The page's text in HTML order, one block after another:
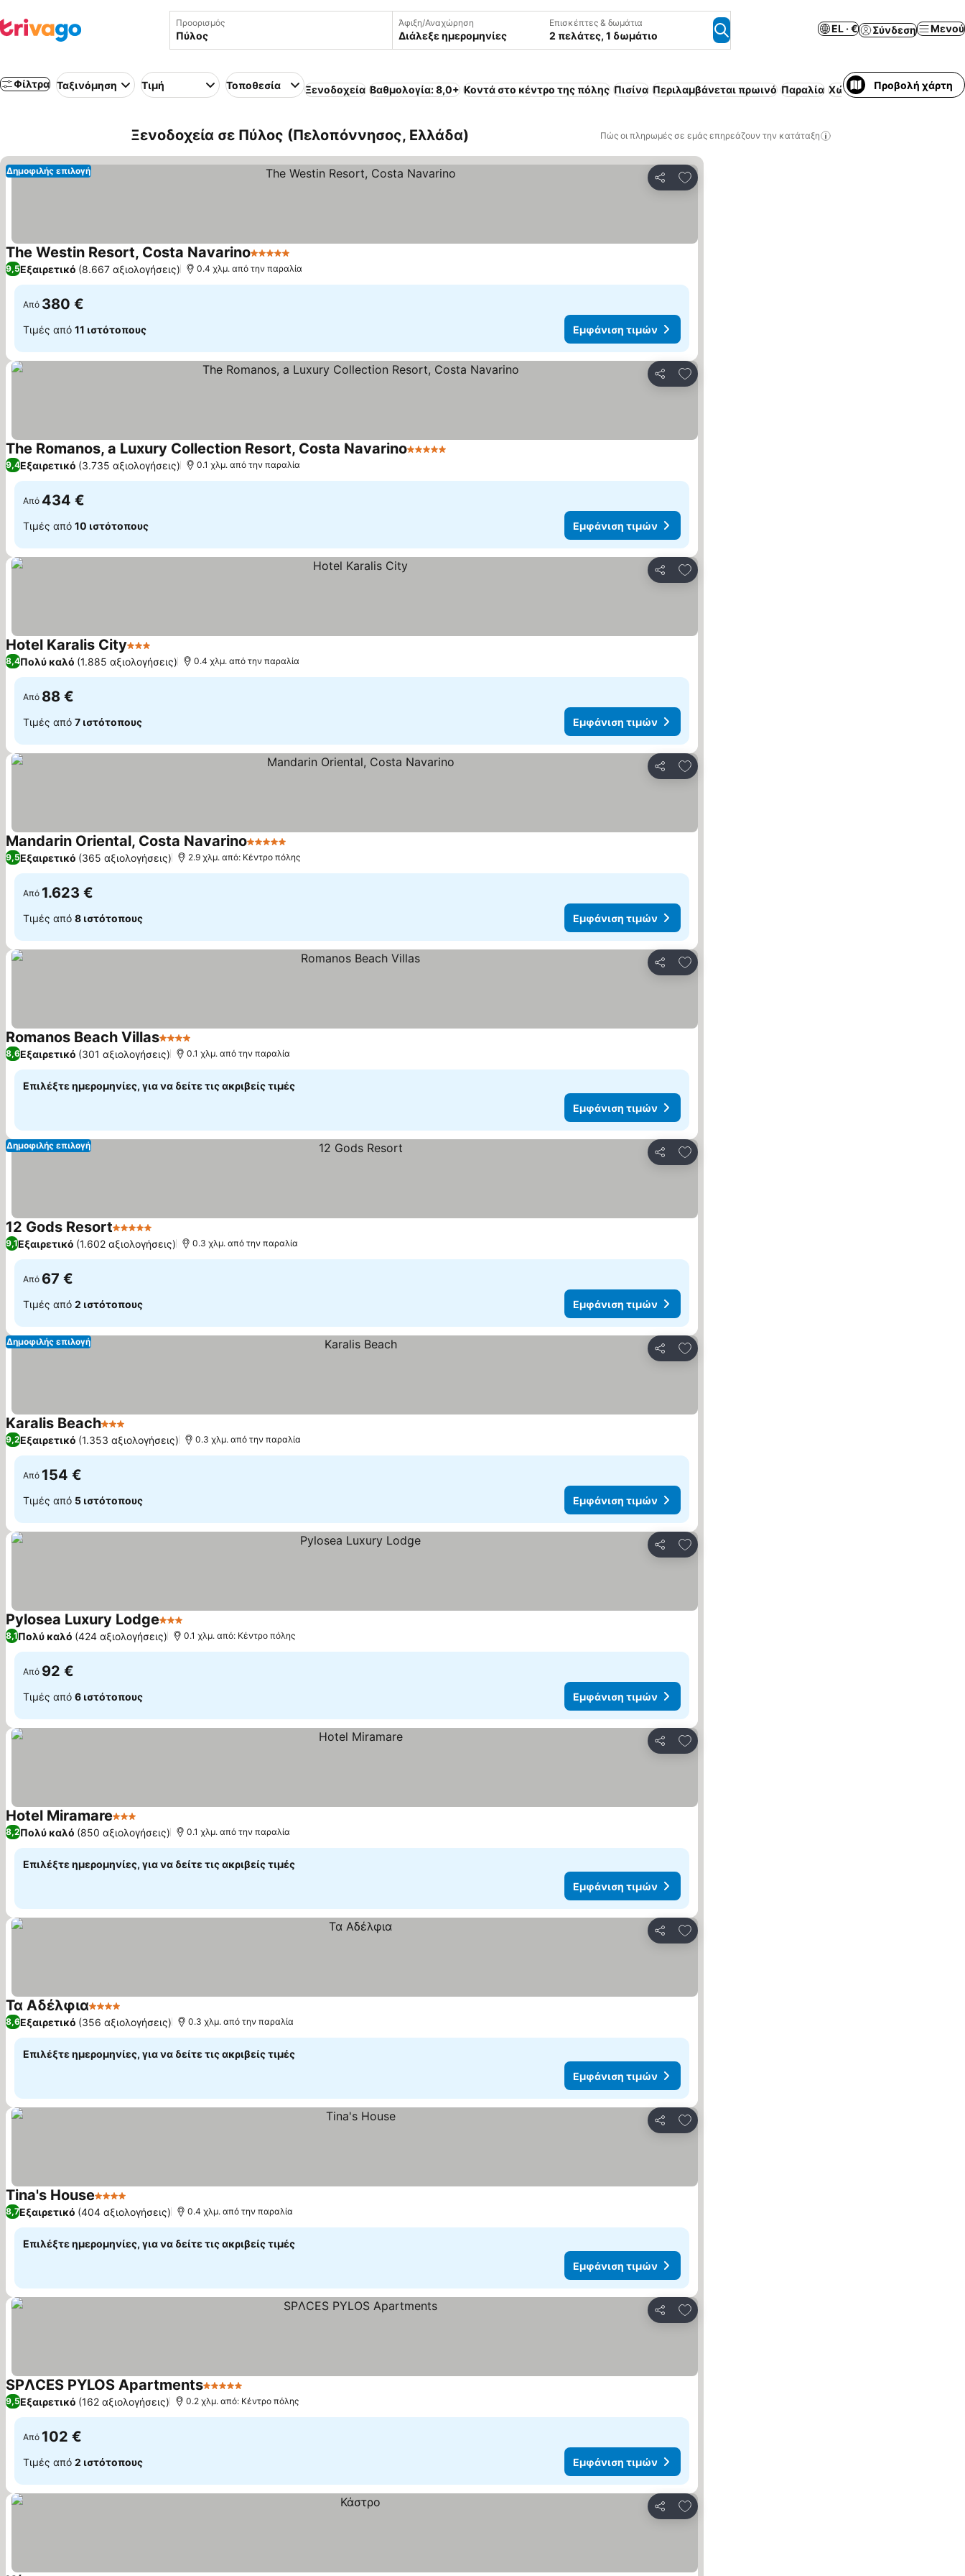
Προορισμός Άφιξη/Αναχώρηση
Διάλεξε ημερομηνίες
Επισκέπτες & δωμάτια
2 πελάτες, 1 δωμάτιο
EL · € Σύνδεση Μενού
Φίλτρα Ταξινόμηση Τιμή Τοποθεσία Ξενοδοχεία Βαθμολογία: 8,0+ Κοντά στο κέντρο της πόλης Πισίνα Περιλαμβάνεται πρωινό Παραλία Χώρος στάθμευσης
Προβολή χάρτη
Ξενοδοχεία σε Πύλος (Πελοπόννησος, Ελλάδα) Πώς οι πληρωμές σε εμάς επηρεάζουν την κατάταξη
Κοινοποίηση
Προσθήκη στα αγαπημένα
Δημοφιλής επιλογή
The Westin Resort, Costa Navarino5 Αστέρια
9,5Εξαιρετικό (8.667 αξιολογήσεις) 0.4 χλμ. από την παραλία
Από 380 €
Τιμές από 11 ιστότοπους Εμφάνιση τιμών
Κοινοποίηση
Προσθήκη στα αγαπημένα
The Romanos, a Luxury Collection Resort, Costa Navarino5 Αστέρια
9,4Εξαιρετικό (3.735 αξιολογήσεις) 0.1 χλμ. από την παραλία
Από 434 €
Τιμές από 10 ιστότοπους Εμφάνιση τιμών
Κοινοποίηση
Προσθήκη στα αγαπημένα
Hotel Karalis City3 Αστέρια
8,4Πολύ καλό (1.885 αξιολογήσεις) 0.4 χλμ. από την παραλία
Από 88 €
Τιμές από 7 ιστότοπους Εμφάνιση τιμών
Κοινοποίηση
Προσθήκη στα αγαπημένα
Mandarin Oriental, Costa Navarino5 Αστέρια
9,5Εξαιρετικό (365 αξιολογήσεις) 2.9 χλμ. από: Κέντρο πόλης
Από 1.623 €
Τιμές από 8 ιστότοπους Εμφάνιση τιμών
Κοινοποίηση
Προσθήκη στα αγαπημένα
Romanos Beach Villas4 Αστέρια
8,6Εξαιρετικό (301 αξιολογήσεις) 0.1 χλμ. από την παραλία
Επιλέξτε ημερομηνίες, για να δείτε τις ακριβείς τιμές
Εμφάνιση τιμών
Κοινοποίηση
Προσθήκη στα αγαπημένα
Δημοφιλής επιλογή
12 Gods Resort5 Αστέρια
9,1Εξαιρετικό (1.602 αξιολογήσεις) 0.3 χλμ. από την παραλία
Από 67 €
Τιμές από 2 ιστότοπους Εμφάνιση τιμών
Κοινοποίηση
Προσθήκη στα αγαπημένα
Δημοφιλής επιλογή
Karalis Beach3 Αστέρια
9,2Εξαιρετικό (1.353 αξιολογήσεις) 0.3 χλμ. από την παραλία
Από 154 €
Τιμές από 5 ιστότοπους Εμφάνιση τιμών
Κοινοποίηση
Προσθήκη στα αγαπημένα
Pylosea Luxury Lodge3 Αστέρια
8,1Πολύ καλό (424 αξιολογήσεις) 0.1 χλμ. από: Κέντρο πόλης
Από 92 €
Τιμές από 6 ιστότοπους Εμφάνιση τιμών
Κοινοποίηση
Προσθήκη στα αγαπημένα
Hotel Miramare3 Αστέρια
8,2Πολύ καλό (850 αξιολογήσεις) 0.1 χλμ. από την παραλία
Επιλέξτε ημερομηνίες, για να δείτε τις ακριβείς τιμές
Εμφάνιση τιμών
Κοινοποίηση
Προσθήκη στα αγαπημένα
Τα Αδέλφια4 Αστέρια
8,6Εξαιρετικό (356 αξιολογήσεις) 0.3 χλμ. από την παραλία
Επιλέξτε ημερομηνίες, για να δείτε τις ακριβείς τιμές
Εμφάνιση τιμών
Κοινοποίηση
Προσθήκη στα αγαπημένα
Tina's House4 Αστέρια
8,7Εξαιρετικό (404 αξιολογήσεις) 0.4 χλμ. από την παραλία
Επιλέξτε ημερομηνίες, για να δείτε τις ακριβείς τιμές
Εμφάνιση τιμών
Κοινοποίηση
Προσθήκη στα αγαπημένα
SPΛCES PYLOS Apartments5 Αστέρια
9,5Εξαιρετικό (162 αξιολογήσεις) 0.2 χλμ. από: Κέντρο πόλης
Από 102 €
Τιμές από 2 ιστότοπους Εμφάνιση τιμών
Κοινοποίηση
Προσθήκη στα αγαπημένα